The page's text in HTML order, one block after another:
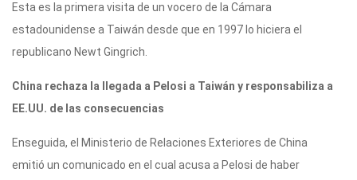
Esta es la primera visita de un vocero de la Cámara
estadounidense a Taiwán desde que en 1997 lo hiciera el
republicano Newt Gingrich.
China rechaza la llegada a Pelosi a Taiwán y responsabiliza a
EE.UU. de las consecuencias
Enseguida, el Ministerio de Relaciones Exteriores de China
emitió un comunicado en el cual acusa a Pelosi de haber